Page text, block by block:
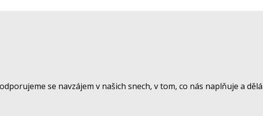
se navzájem v našich snech, v tom, co nás naplňuje a